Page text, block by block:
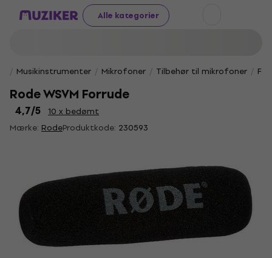
Alle kategorier
Musikinstrumenter Mikrofoner Tilbehør til mikrofoner
Rode WSVM Forrude
4,7/5
10 x bedømt
Mærke: RodeProduktkode: 230593